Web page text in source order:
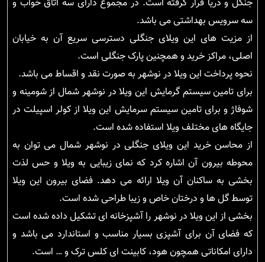
جنگل و دریا قرار گرفته است. در مجموع دارای سه اتاق خواب و
سه سرویس بهداشتی می باشد.
از مزیت های این ویلای جنگلی دسترسی سریع آن به خیابان
اصلی، مراکز خرید و همچنین پارک جنگلی است.
نحوه پرداخت این ویلا در نوشهر به صورت نقد و اقساط می باشد.
برای تامین سیستم گرمایش این ویلا در نوشهر شمال از شومینه و
شوفاژ و برای تامین سیستم سرمایش این ویلا از کولر اسپیلت در
جایگاه های مختلف ویلا استفاده شده است.
از محاسن خرید این ویلای جنگلی در نوشهر شمال می توان به
محوطه بیرون آن اشاره کرد که نمای زیبایی به ویلا و حس لذت
بخشی به ساکنان آن ویلا ارائه می دهد. فضای بیرون این ویلا
توسط گل ها و درختان خاص و زیبا طراحی شده است.
بخشی از این ویلا در نوشهر را آشپزخانه ای تشکیل داده شده است
که فضای آن برای آشپزی بسیار مناسب و استاندارد می باشد و
دارای امکاناتی همچون هود، کابینت ای کلس ترک و … است.